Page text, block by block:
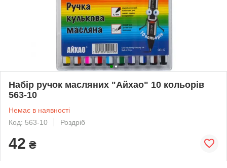
Набір ручок масляних "Айхао" 10 кольорів
563-10
Немає в наявності
Код: 563-10
Роздріб
42 ₴